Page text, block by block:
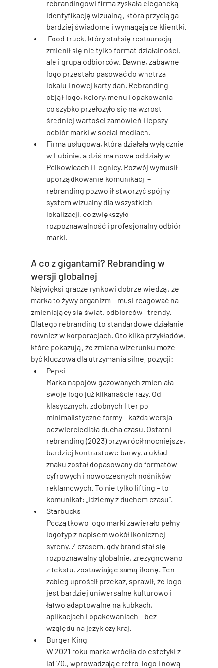
rebrandingowi firma zyskała elegancką
identyfikację wizualną, która przyciąga
bardziej świadome i wymagające klientki.
Food truck, który stał się restauracją –
zmienił się nie tylko format działalności,
ale i grupa odbiorców. Dawne, zabawne
logo przestało pasować do wnętrza
lokalu i nowej karty dań. Rebranding
objął logo, kolory, menu i opakowania –
co szybko przełożyło się na wzrost
średniej wartości zamówień i lepszy
odbiór marki w social mediach.
Firma usługowa, która działała wyłącznie
w Lubinie, a dziś ma nowe oddziały w
Polkowicach i Legnicy. Rozwój wymusił
uporządkowanie komunikacji –
rebranding pozwolił stworzyć spójny
system wizualny dla wszystkich
lokalizacji, co zwiększyło
rozpoznawalność i profesjonalny odbiór
marki.
A co z gigantami? Rebranding w
wersji globalnej
Najwięksi gracze rynkowi dobrze wiedzą, że
marka to żywy organizm – musi reagować na
zmieniający się świat, odbiorców i trendy.
Dlatego rebranding to standardowe działanie
również w korporacjach. Oto kilka przykładów,
które pokazują, że zmiana wizerunku może
być kluczowa dla utrzymania silnej pozycji:
Pepsi
Marka napojów gazowanych zmieniała
swoje logo już kilkanaście razy. Od
klasycznych, zdobnych liter po
minimalistyczne formy – każda wersja
odzwierciedlała ducha czasu. Ostatni
rebranding (2023) przywrócił mocniejsze,
bardziej kontrastowe barwy, a układ
znaku został dopasowany do formatów
cyfrowych i nowoczesnych nośników
reklamowych. To nie tylko lifting – to
komunikat: „idziemy z duchem czasu”.
Starbucks
Początkowo logo marki zawierało pełny
logotyp z napisem wokół ikonicznej
syreny. Z czasem, gdy brand stał się
rozpoznawalny globalnie, zrezygnowano
z tekstu, zostawiając samą ikonę. Ten
zabieg uprościł przekaz, sprawił, że logo
jest bardziej uniwersalne kulturowo i
łatwo adaptowalne na kubkach,
aplikacjach i opakowaniach – bez
względu na język czy kraj.
Burger King
W 2021 roku marka wróciła do estetyki z
lat 70., wprowadzając retro-logo i nową